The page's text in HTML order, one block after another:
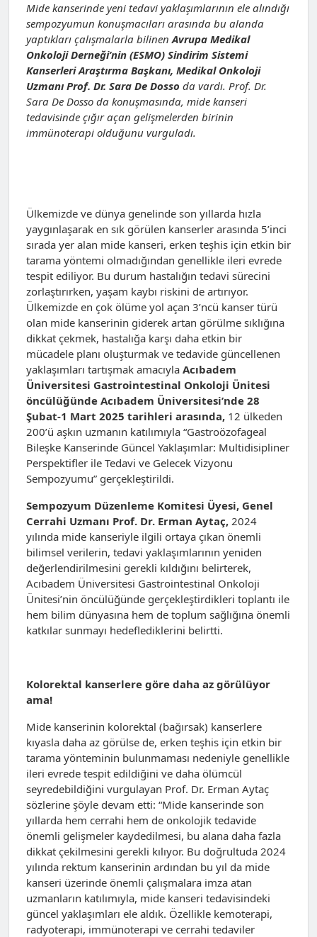
Mide kanserinde yeni tedavi yaklaşımlarının ele alındığı
sempozyumun konuşmacıları arasında bu alanda
yaptıkları çalışmalarla bilinenAvrupa Medikal
Onkoloji Derneği’nin (ESMO) Sindirim Sistemi
Kanserleri Araştırma Başkanı, Medikal Onkoloji
Uzmanı Prof. Dr. Sara De Dosso da vardı. Prof. Dr.
Sara De Dosso da konuşmasında, mide kanseri
tedavisinde çığır açan gelişmelerden birinin
immünoterapi olduğunu vurguladı.
Ülkemizde ve dünya genelinde son yıllarda hızla
yaygınlaşarak en sık görülen kanserler arasında 5’inci
sırada yer alan mide kanseri, erken teşhis için etkin bir
tarama yöntemi olmadığından genellikle ileri evrede
tespit ediliyor. Bu durum hastalığın tedavi sürecini
zorlaştırırken, yaşam kaybı riskini de artırıyor.
Ülkemizde en çok ölüme yol açan 3’ncü kanser türü
olan mide kanserinin giderek artan görülme sıklığına
dikkat çekmek, hastalığa karşı daha etkin bir
mücadele planı oluşturmak ve tedavide güncellenen
yaklaşımları tartışmak amacıyla Acıbadem
Üniversitesi Gastrointestinal Onkoloji Ünitesi
öncülüğünde Acıbadem Üniversitesi’nde 28
Şubat-1 Mart 2025 tarihleri arasında, 12 ülkeden
200’ü aşkın uzmanın katılımıyla “Gastroözofageal
Bileşke Kanserinde Güncel Yaklaşımlar: Multidisipliner
Perspektifler ile Tedavi ve Gelecek Vizyonu
Sempozyumu” gerçekleştirildi.
Sempozyum Düzenleme Komitesi Üyesi, Genel
Cerrahi Uzmanı Prof. Dr. Erman Aytaç, 2024
yılında mide kanseriyle ilgili ortaya çıkan önemli
bilimsel verilerin, tedavi yaklaşımlarının yeniden
değerlendirilmesini gerekli kıldığını belirterek,
Acıbadem Üniversitesi Gastrointestinal Onkoloji
Ünitesi’nin öncülüğünde gerçekleştirdikleri toplantı ile
hem bilim dünyasına hem de toplum sağlığına önemli
katkılar sunmayı hedeflediklerini belirtti.
Kolorektal kanserlere göre daha az görülüyor
ama!
Mide kanserinin kolorektal (bağırsak) kanserlere
kıyasla daha az görülse de, erken teşhis için etkin bir
tarama yönteminin bulunmaması nedeniyle genellikle
ileri evrede tespit edildiğini ve daha ölümcül
seyredebildiğini vurgulayan Prof. Dr. Erman Aytaç
sözlerine şöyle devam etti: “Mide kanserinde son
yıllarda hem cerrahi hem de onkolojik tedavide
önemli gelişmeler kaydedilmesi, bu alana daha fazla
dikkat çekilmesini gerekli kılıyor. Bu doğrultuda 2024
yılında rektum kanserinin ardından bu yıl da mide
kanseri üzerinde önemli çalışmalara imza atan
uzmanların katılımıyla, mide kanseri tedavisindeki
güncel yaklaşımları ele aldık. Özellikle kemoterapi,
radyoterapi, immünoterapi ve cerrahi tedaviler